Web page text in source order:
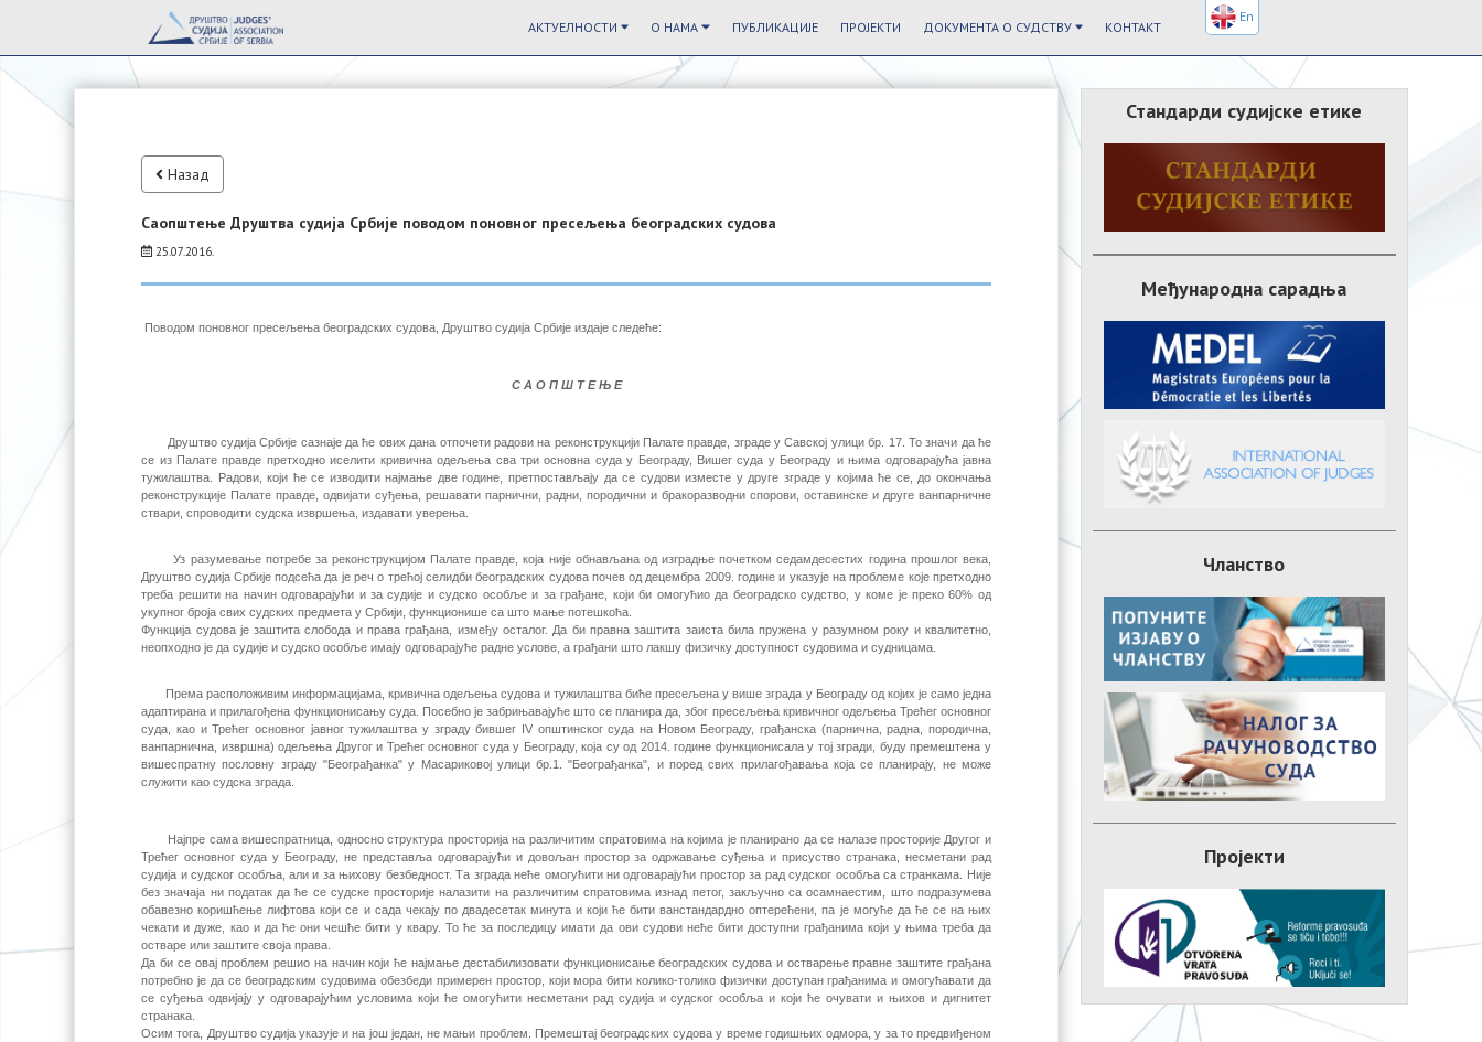
АКТУЕЛНОСТИ О НАМА ПУБЛИКАЦИЈЕ ПРОЈЕКТИ ДОКУМЕНТА О СУДСТВУ КОНТАКТ
Назад
Саопштење Друштва судија Србије поводом поновног пресељења београдских судова
25.07.2016.
Поводом поновног пресељења београдских судова, Друштво судија Србије издаје следеће:
С А О П Ш Т Е Њ Е
Друштво судија Србије сазнаје да ће ових дана отпочети радови на реконструкцији Палате правде, зграде у Савској улици бр. 17. То значи да ће
се из Палате правде претходно иселити кривична одељења сва три основна суда у Београду, Вишег суда у Београду и њима одговарајућа јавна
тужилаштва. Радови, који ће се изводити најмање две године, претпостављају да се судови изместе у друге зграде у којима ће се, до окончања
реконструкције Палате правде, одвијати суђења, решавати парнични, радни, породични и бракоразводни спорови, оставинске и друге ванпарничне
ствари, спроводити судска извршења, издавати уверења.
Уз разумевање потребе за реконструкцијом Палате правде, која није обнављана од изградње почетком седамдесестих година прошлог века,
Друштво судија Србије подсећа да је реч о трећој селидби београдских судова почев од децембра 2009. године и указује на проблеме које претходно
треба решити на начин одговарајући и за судије и судско особље и за грађане, који би омогућио да београдско судство, у коме је преко 60% од
укупног броја свих судских предмета у Србији, функционише са што мање потешкоћа.
Функција судова је заштита слободa и права грађана, између осталог. Да би правна заштита заиста била пружена у разумном року и квалитетно,
неопходно је да судије и судско особље имају одговарајуће радне услове, а грађани што лакшу физичку доступност судовима и судницама.
Према расположивим информацијама, кривична одељења судова и тужилаштва биће пресељена у више зграда у Београду од којих је само једна
адаптирана и прилагођена функционисању суда. Посебно је забрињавајуће што се планира да, због пресељења кривичног одељења Трећег основног
суда, као и Трећег основног јавног тужилаштва у зграду бившег IV општинског суда на Новом Београду, грађанска (парнична, радна, породична,
ванпарнична, извршна) одељења Другог и Трећег основног суда у Београду, која су од 2014. године функционисала у тој згради, буду премештена у
вишеспратну пословну зграду "Београђанка" у Масариковој улици бр.1. "Београђанка", и поред свих прилагођавања која се планирају, не може
служити као судска зграда.
Најпре сама вишеспратница, односно структура просторија на различитим спратовима на којима је планирано да се налазе просторије Другог и
Трећег основног суда у Београду, не представља одговарајући и довољан простор за одржавање суђења и присуство странака, несметани рад
судија и судског особља, али и за њихову безбедност. Та зграда неће омогућити ни одговарајући простор за рад судског особља са странкама. Није
без значаја ни податак да ће се судске просторије налазити на различитим спратовима изнад петог, закључно са осамнаестим, што подразумева
обавезно коришћење лифтова који се и сада чекају по двадесетак минута и који ће бити ванстандардно оптерећени, па је могуће да ће се на њих
чекати и дуже, као и да ће они чешће бити у квару. То ће за последицу имати да ови судови неће бити доступни грађанима који у њима треба да
остваре или заштите своја права.
Да би се овај проблем решио на начин који ће најмање дестабилизовати функционисање београдских судова и остварење правне заштите грађана
потребно је да се београдским судовима обезбеди примерен простор, који мора бити колико-толико физички доступан грађанима и омогућавати да
се суђења одвијају у одговарајућим условима који ће омогућити несметани рад судија и судског особља и који ће очувати и њихов и дигнитет
странака.
Осим тога, Друштво судија указује и на још један, не мањи проблем. Премештај београдских судова у време годишњих одмора, у за то предвиђеном
Стандарди судијске етике
Међународна сарадња
Чланство
Пројекти
En